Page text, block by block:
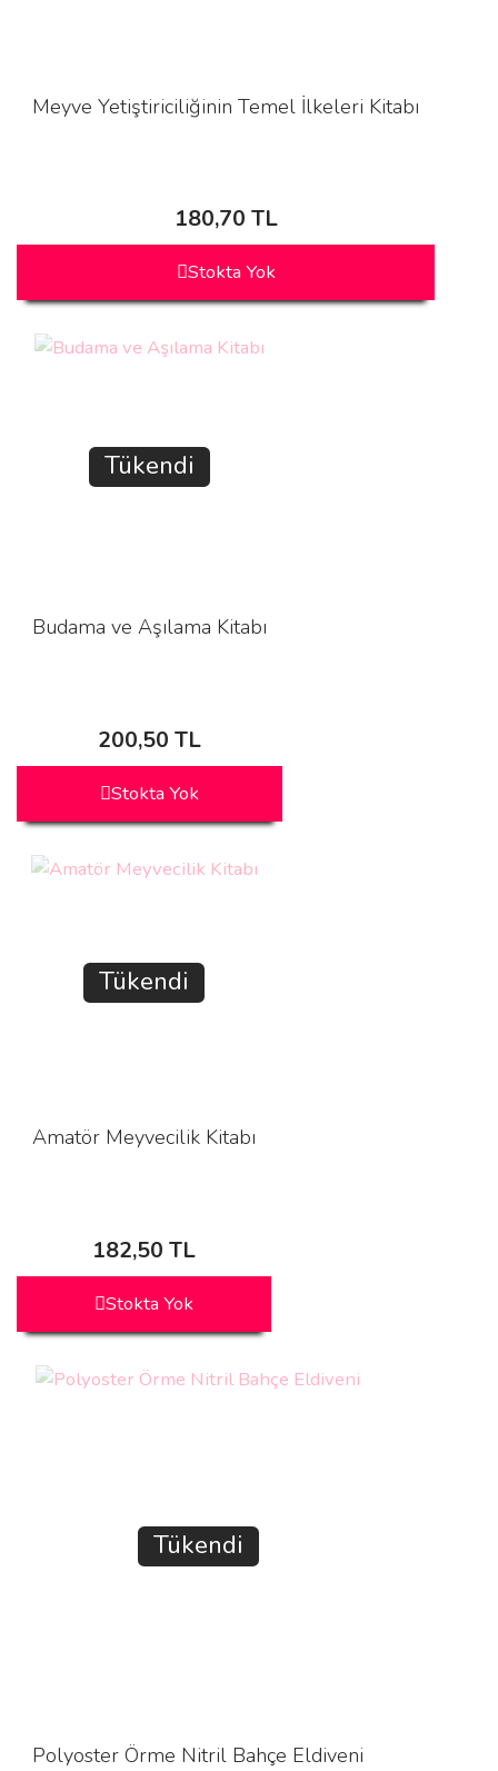
Meyve Yetiştiriciliğinin Temel İlkeleri Kitabı
180,70 TL
Stokta Yok
Tükendi
Budama ve Aşılama Kitabı
200,50 TL
Stokta Yok
Tükendi
Amatör Meyvecilik Kitabı
182,50 TL
Stokta Yok
Tükendi
Polyoster Örme Nitril Bahçe Eldiveni